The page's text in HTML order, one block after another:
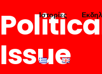
Ιστορίες
Issue